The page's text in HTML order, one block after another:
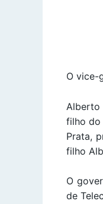
O vice-
Alberto
filho do
Prata,
filho
O
de